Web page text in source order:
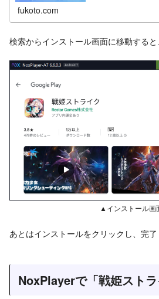
fukoto.com
検索からインストール画面に移動すると
▲インストール画
あとはインストールをクリックし、完了
NoxPlayerで「戦姫スト